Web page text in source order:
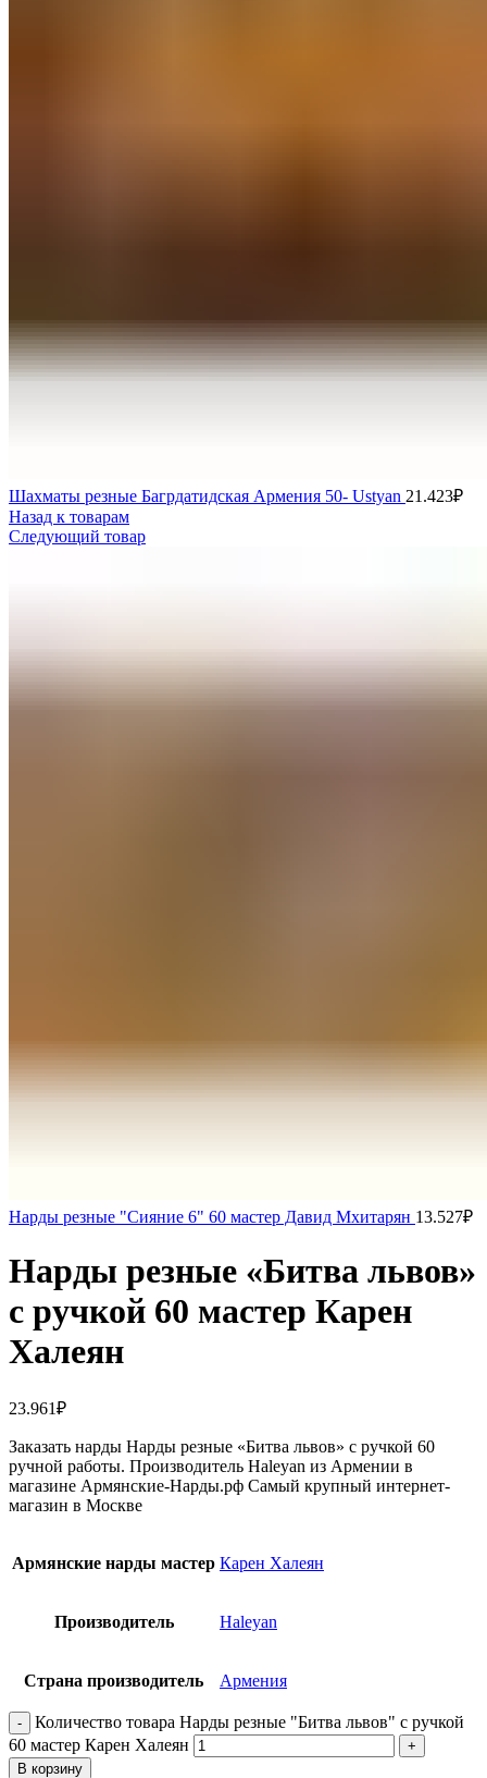
Шахматы резные Багрдатидская Армения 50- Ustyan 21.423₽
Назад к товарам
Следующий товар
Нарды резные "Сияние 6" 60 мастер Давид Мхитарян 13.527₽
Нарды резные «Битва львов»
с ручкой 60 мастер Карен
Халеян
23.961₽
Заказать нарды Нарды резные «Битва львов» с ручкой 60
ручной работы. Производитель Haleyan из Армении в
магазине Армянские-Нарды.рф Самый крупный интернет-
магазин в Москве
Армянские нарды мастер Карен Халеян
Производитель Haleyan
Страна производитель Армения
Количество товара Нарды резные "Битва львов" с ручкой
60 мастер Карен Халеян
В корзину